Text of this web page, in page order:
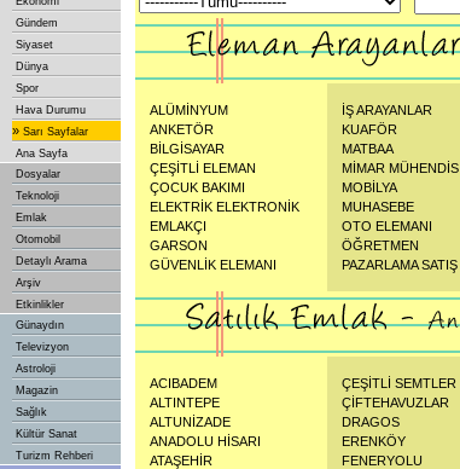
Gündem
Siyaset
Dünya
Spor
Hava Durumu
» Sarı Sayfalar
Ana Sayfa
Dosyalar
Teknoloji
Emlak
Otomobil
Detaylı Arama
Arşiv
Etkinlikler
Günaydın
Televizyon
Astroloji
Magazin
Sağlık
Kültür Sanat
Turizm Rehberi
ALÜMİNYUM
ANKETÖR
BİLGİSAYAR
ÇEŞİTLİ ELEMAN
ÇOCUK BAKIMI
ELEKTRİK ELEKTRONİK
EMLAKÇI
GARSON
GÜVENLİK ELEMANI
İŞ ARAYANLAR
KUAFÖR
MATBAA
MİMAR MÜHENDİS
MOBİLYA
MUHASEBE
OTO ELEMANI
ÖĞRETMEN
PAZARLAMA SATIŞ
ACIBADEM
ALTINTEPE
ALTUNİZADE
ANADOLU HİSARI
ATAŞEHİR
ÇEŞİTLİ SEMTLER
ÇİFTEHAVUZLAR
DRAGOS
ERENKÖY
FENERYOLU